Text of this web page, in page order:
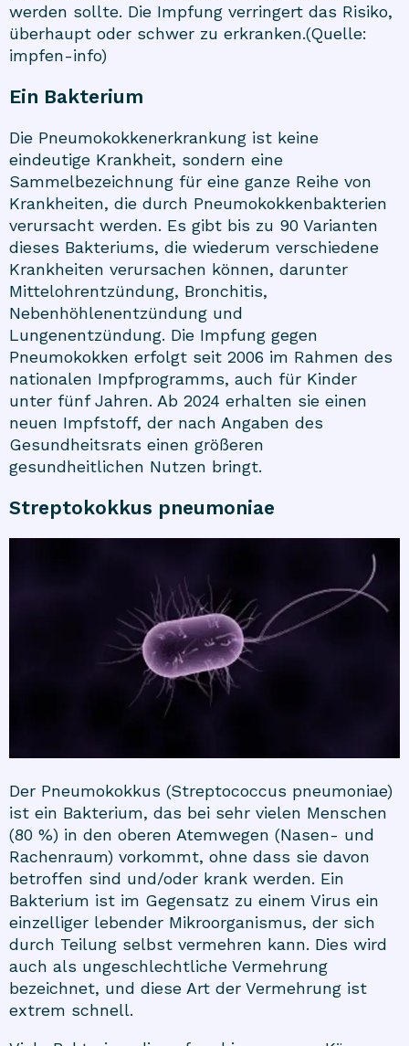
werden sollte. Die Impfung verringert das Risiko,
überhaupt oder schwer zu erkranken.(Quelle:
impfen-info)
Ein Bakterium
Die Pneumokokkenerkrankung ist keine
eindeutige Krankheit, sondern eine
Sammelbezeichnung für eine ganze Reihe von
Krankheiten, die durch Pneumokokkenbakterien
verursacht werden. Es gibt bis zu 90 Varianten
dieses Bakteriums, die wiederum verschiedene
Krankheiten verursachen können, darunter
Mittelohrentzündung, Bronchitis,
Nebenhöhlenentzündung und
Lungenentzündung. Die Impfung gegen
Pneumokokken erfolgt seit 2006 im Rahmen des
nationalen Impfprogramms, auch für Kinder
unter fünf Jahren. Ab 2024 erhalten sie einen
neuen Impfstoff, der nach Angaben des
Gesundheitsrats einen größeren
gesundheitlichen Nutzen bringt.
Streptokokkus pneumoniae
Der Pneumokokkus (Streptococcus pneumoniae)
ist ein Bakterium, das bei sehr vielen Menschen
(80 %) in den oberen Atemwegen (Nasen- und
Rachenraum) vorkommt, ohne dass sie davon
betroffen sind und/oder krank werden. Ein
Bakterium ist im Gegensatz zu einem Virus ein
einzelliger lebender Mikroorganismus, der sich
durch Teilung selbst vermehren kann. Dies wird
auch als ungeschlechtliche Vermehrung
bezeichnet, und diese Art der Vermehrung ist
extrem schnell.